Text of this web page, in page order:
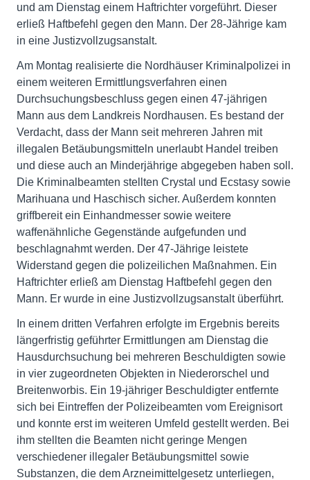
und am Dienstag einem Haftrichter vorgeführt. Dieser
erließ Haftbefehl gegen den Mann. Der 28-Jährige kam
in eine Justizvollzugsanstalt.
Am Montag realisierte die Nordhäuser Kriminalpolizei in
einem weiteren Ermittlungsverfahren einen
Durchsuchungsbeschluss gegen einen 47-jährigen
Mann aus dem Landkreis Nordhausen. Es bestand der
Verdacht, dass der Mann seit mehreren Jahren mit
illegalen Betäubungsmitteln unerlaubt Handel treiben
und diese auch an Minderjährige abgegeben haben soll.
Die Kriminalbeamten stellten Crystal und Ecstasy sowie
Marihuana und Haschisch sicher. Außerdem konnten
griffbereit ein Einhandmesser sowie weitere
waffenähnliche Gegenstände aufgefunden und
beschlagnahmt werden. Der 47-Jährige leistete
Widerstand gegen die polizeilichen Maßnahmen. Ein
Haftrichter erließ am Dienstag Haftbefehl gegen den
Mann. Er wurde in eine Justizvollzugsanstalt überführt.
In einem dritten Verfahren erfolgte im Ergebnis bereits
längerfristig geführter Ermittlungen am Dienstag die
Hausdurchsuchung bei mehreren Beschuldigten sowie
in vier zugeordneten Objekten in Niederorschel und
Breitenworbis. Ein 19-jähriger Beschuldigter entfernte
sich bei Eintreffen der Polizeibeamten vom Ereignisort
und konnte erst im weiteren Umfeld gestellt werden. Bei
ihm stellten die Beamten nicht geringe Mengen
verschiedener illegaler Betäubungsmittel sowie
Substanzen, die dem Arzneimittelgesetz unterliegen,